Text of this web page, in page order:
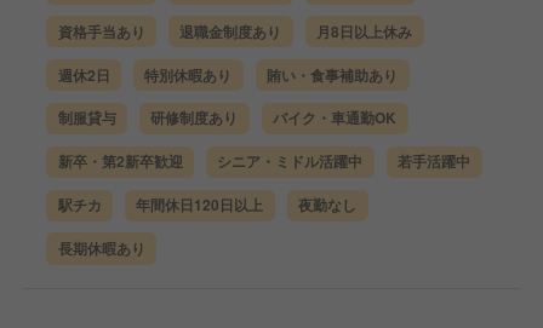
資格手当あり 退職金制度あり 月8日以上休み
週休2日 特別休暇あり 賄い・食事補助あり
制服貸与 研修制度あり バイク・車通勤OK
新卒・第2新卒歓迎 シニア・ミドル活躍中 若手活躍中
駅チカ 年間休日120日以上 夜勤なし
長期休暇あり